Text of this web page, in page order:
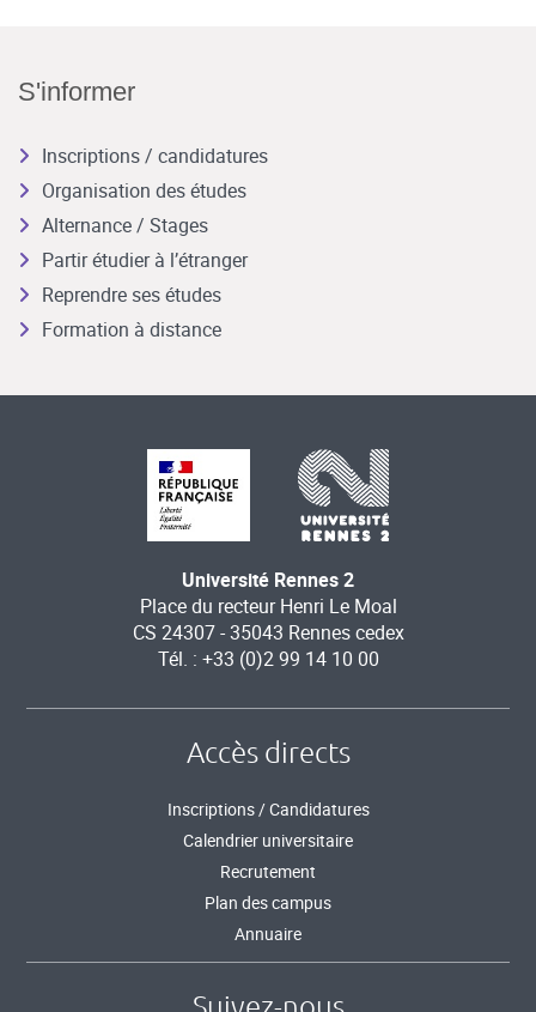
S'informer
Inscriptions / candidatures
Organisation des études
Alternance / Stages
Partir étudier à l’étranger
Reprendre ses études
Formation à distance
Université Rennes 2
Place du recteur Henri Le Moal
CS 24307 - 35043 Rennes cedex
Tél. : +33 (0)2 99 14 10 00
Accès directs
Inscriptions / Candidatures
Calendrier universitaire
Recrutement
Plan des campus
Annuaire